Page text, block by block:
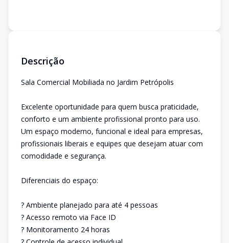
Descrição
Sala Comercial Mobiliada no Jardim Petrópolis
Excelente oportunidade para quem busca praticidade,
conforto e um ambiente profissional pronto para uso.
Um espaço moderno, funcional e ideal para empresas,
profissionais liberais e equipes que desejam atuar com
comodidade e segurança.
Diferenciais do espaço:
? Ambiente planejado para até 4 pessoas
? Acesso remoto via Face ID
? Monitoramento 24 horas